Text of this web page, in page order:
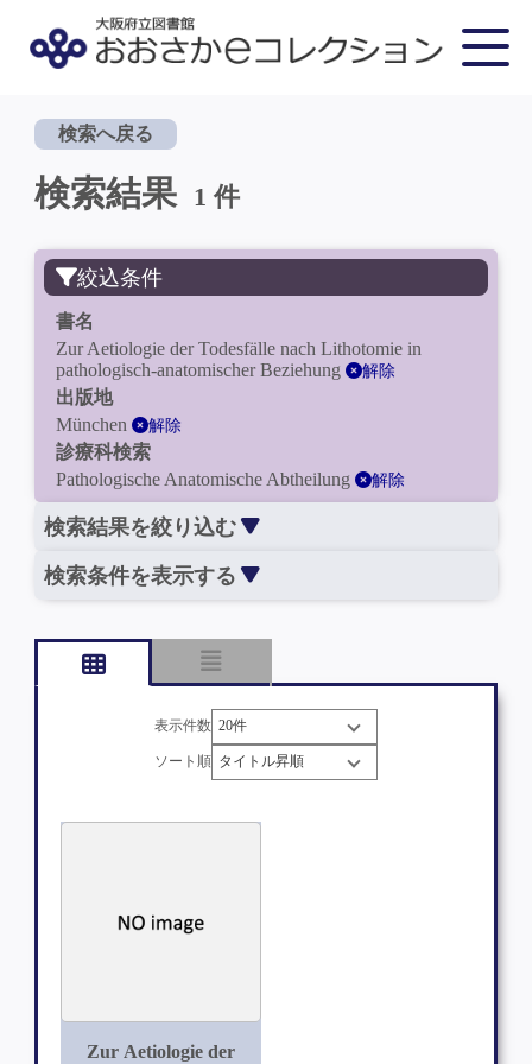
検索へ戻る
検索結果 1 件
絞込条件
書名
Zur Aetiologie der Todesfälle nach Lithotomie in
pathologisch-anatomischer Beziehung
解除
出版地
München
解除
診療科検索
Pathologische Anatomische Abtheilung
解除
検索結果を絞り込む
検索条件を表示する
表示件数
ソート順
Zur Aetiologie der